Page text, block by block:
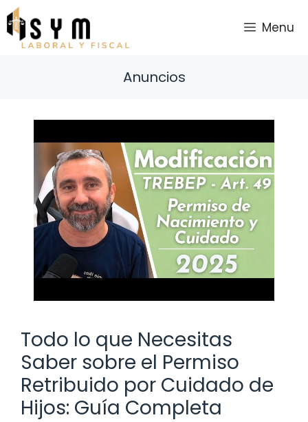
Saltar
al
contenido
Menu
Anuncios
Todo lo que Necesitas
Saber sobre el Permiso
Retribuido por Cuidado de
Hijos: Guía Completa